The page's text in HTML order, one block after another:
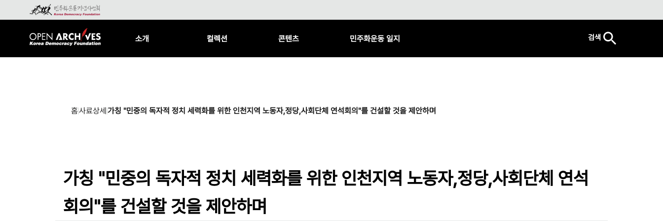
소개 컬렉션 콘텐츠 민주화운동 일지 검색
홈사료상세가칭 "민중의 독자적 정치 세력화를 위한 인천지역 노동자,정당,사회단체 연석회의"를 건설할 것을 제안하며
가칭 "민중의 독자적 정치 세력화를 위한 인천지역 노동자,정당,사회단체 연석
회의"를 건설할 것을 제안하며